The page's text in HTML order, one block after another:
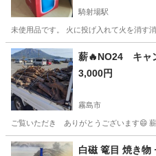
騎射場駅
未使用品です。 火に投げ入れて火を消す
鹿児島 鹿児島市薪🔥NO24 キャ
3,000円
霧島市
ご覧いただき ありがとうございます😄
鹿児島 霧島市 その他 需要
白磁 篭目 焼き物